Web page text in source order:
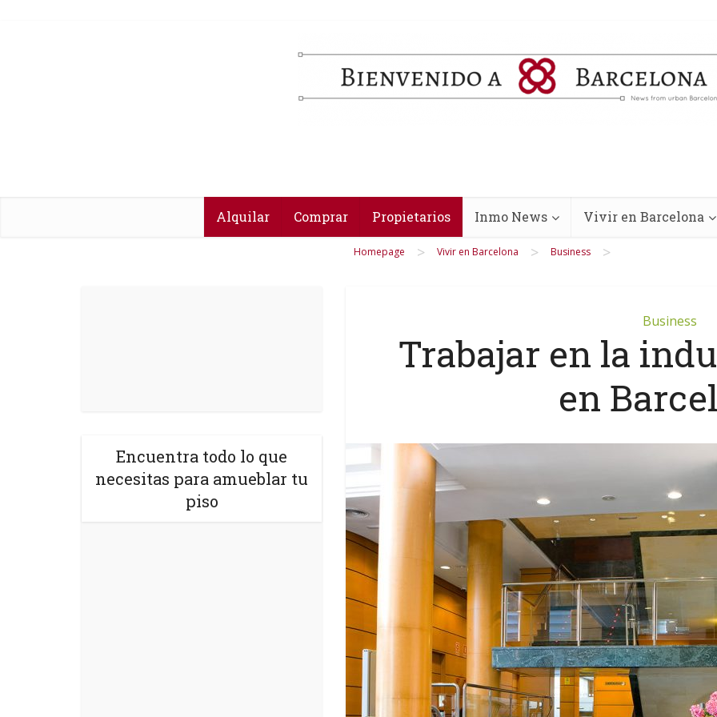
Alquilar Comprar Propietarios Inmo News Vivir en Barcelona
Homepage > Vivir en Barcelona > Business >
Encuentra todo lo que
necesitas para amueblar tu
piso
Business
Trabajar en la
en